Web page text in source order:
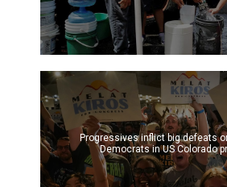
Progressives inflict big defeats
Democrats in US Colorado